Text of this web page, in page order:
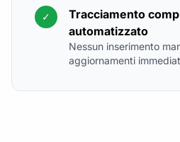
✓
Tracciamento
automatizzato
Nessun inserimento
aggiornamenti